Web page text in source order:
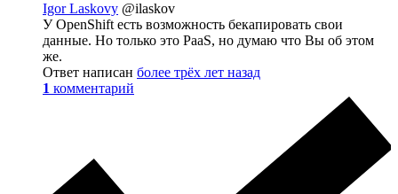
Igor Laskovy @ilaskov
У OpenShift есть возможность бекапировать свои
данные. Но только это PaaS, но думаю что Вы об этом
же.
Ответ написан более трёх лет назад
1 комментарий